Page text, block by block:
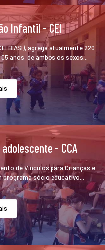
Infantil - CEI
BIASI), agrega atualmente 220
anos, de ambos os sexos...
- CCA
de Vínculos para Crianças e
programa sócio educativo...